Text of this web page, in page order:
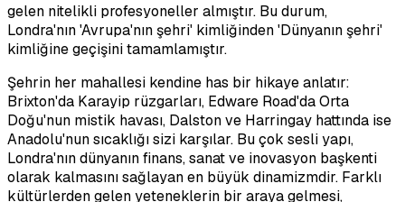
gelen nitelikli profesyoneller almıştır. Bu durum,
Londra'nın 'Avrupa'nın şehri' kimliğinden 'Dünyanın şehri'
kimliğine geçişini tamamlamıştır.
Şehrin her mahallesi kendine has bir hikaye anlatır:
Brixton'da Karayip rüzgarları, Edware Road'da Orta
Doğu'nun mistik havası, Dalston ve Harringay hattında ise
Anadolu'nun sıcaklığı sizi karşılar. Bu çok sesli yapı,
Londra'nın dünyanın finans, sanat ve inovasyon başkenti
olarak kalmasını sağlayan en büyük dinamizmdir. Farklı
kültürlerden gelen yeteneklerin bir araya gelmesi,